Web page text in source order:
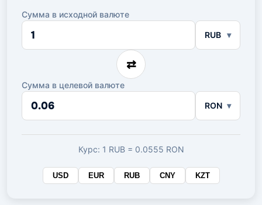
Сумма в исходной валюте
Сумма
исходной
RUB
⇄
Сумма в целевой валюте
Сумма
целевой
валюте
RON
Курс: 1 RUB = 0.0555 RON
USD EUR RUB CNY KZT